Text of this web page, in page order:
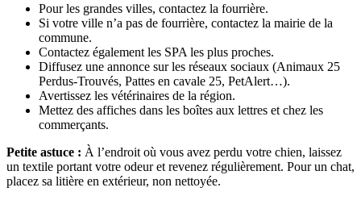
Pour les grandes villes, contactez la fourrière.
Si votre ville n’a pas de fourrière, contactez la mairie de la
commune.
Contactez également les SPA les plus proches.
Diffusez une annonce sur les réseaux sociaux (Animaux 25
Perdus-Trouvés, Pattes en cavale 25, PetAlert…).
Avertissez les vétérinaires de la région.
Mettez des affiches dans les boîtes aux lettres et chez les
commerçants.
Petite astuce : À l’endroit où vous avez perdu votre chien, laissez
un textile portant votre odeur et revenez régulièrement. Pour un chat,
placez sa litière en extérieur, non nettoyée.